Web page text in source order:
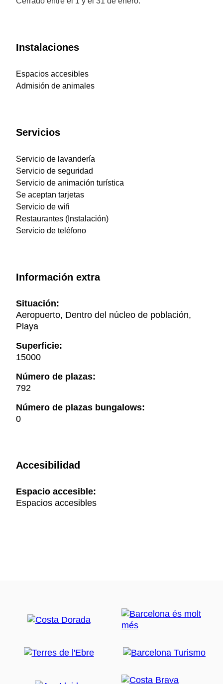
Instalaciones
Espacios accesibles
Admisión de animales
Servicios
Servicio de lavandería
Servicio de seguridad
Servicio de animación turística
Se aceptan tarjetas
Servicio de wifi
Restaurantes (Instalación)
Servicio de teléfono
Información extra
Situación:
Aeropuerto, Dentro del núcleo de población,
Playa
Superficie:
15000
Número de plazas:
792
Número de plazas bungalows:
0
Accesibilidad
Espacio accesible:
Espacios accesibles